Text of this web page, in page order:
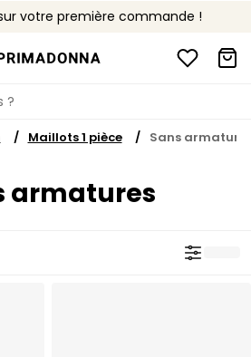
sur votre première commande !
gratuite à partir de 90€
Retours gratuits
?
Maillots 1 pièce Sans
armatures